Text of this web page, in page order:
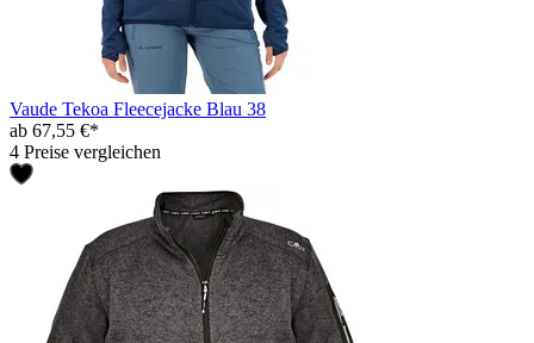
Vaude Tekoa Fleecejacke Blau 38
ab 67,55 €*
4 Preise vergleichen